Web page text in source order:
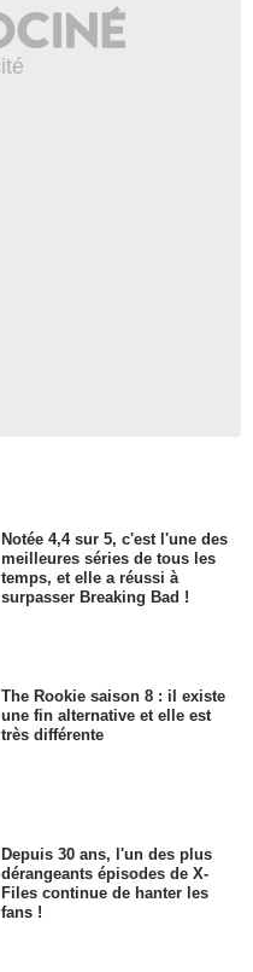
Notée 4,4 sur 5, c'est l'une des
meilleures séries de tous les
temps, et elle a réussi à
surpasser Breaking Bad !
The Rookie saison 8 : il existe
une fin alternative et elle est
très différente
Depuis 30 ans, l'un des plus
dérangeants épisodes de X-
Files continue de hanter les
fans !